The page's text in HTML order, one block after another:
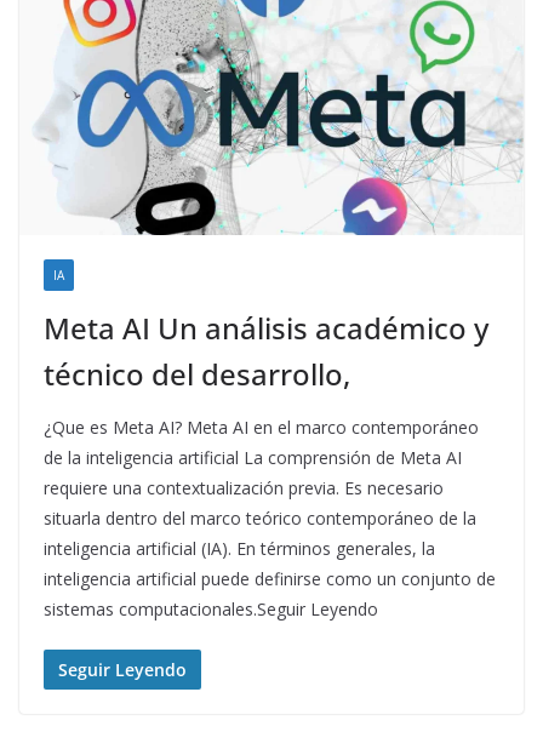
IA
Meta AI Un análisis académico y
técnico del desarrollo,
¿Que es Meta AI? Meta AI en el marco contemporáneo
de la inteligencia artificial La comprensión de Meta AI
requiere una contextualización previa. Es necesario
situarla dentro del marco teórico contemporáneo de la
inteligencia artificial (IA). En términos generales, la
inteligencia artificial puede definirse como un conjunto de
sistemas computacionales.Seguir Leyendo
Seguir Leyendo